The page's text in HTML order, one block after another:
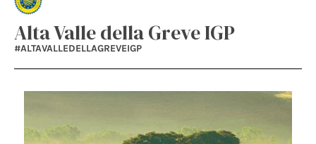
Alta Valle della Greve IGP
#ALTAVALLEDELLAGREVEIGP